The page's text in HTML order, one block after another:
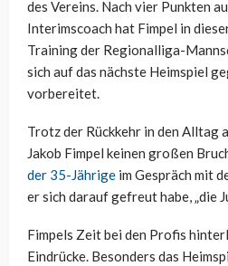
des Vereins. Nach vier Punkten
Interimscoach hat Fimpel in
Training der Regionalliga-
sich auf das nächste Heimspiel
vorbereitet.
Trotz der Rückkehr in den
Jakob Fimpel keinen großen
der 35-Jährige im Gespräch mit
er sich darauf gefreut habe, „die
Fimpels Zeit bei den Profis
Eindrücke. Besonders das